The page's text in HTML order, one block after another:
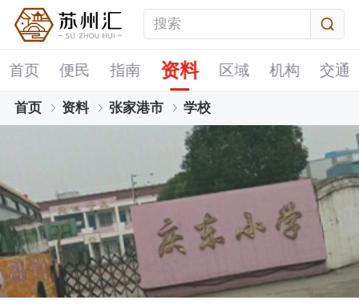
首页 便民 指南 资料 区域 机构 交通
首页 资料 张家港市 学校